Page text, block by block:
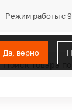
Режим работы с
Да, верно